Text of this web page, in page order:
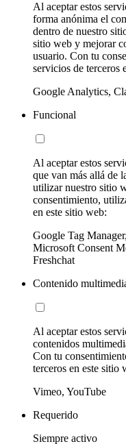
Al aceptar estos
forma anónima el
dentro de nuestro
sitio web y mejorar
usuario. Con tu
servicios de terceros
Google Analytics,
Funcional
Al aceptar estos
que van más allá de
utilizar nuestro sitio
consentimiento,
en este sitio web:
Google Tag
Microsoft Consent
Freshchat
Contenido
Al aceptar estos
contenidos
Con tu
terceros en este sitio
Vimeo, YouTube
Requerido
Siempre activo